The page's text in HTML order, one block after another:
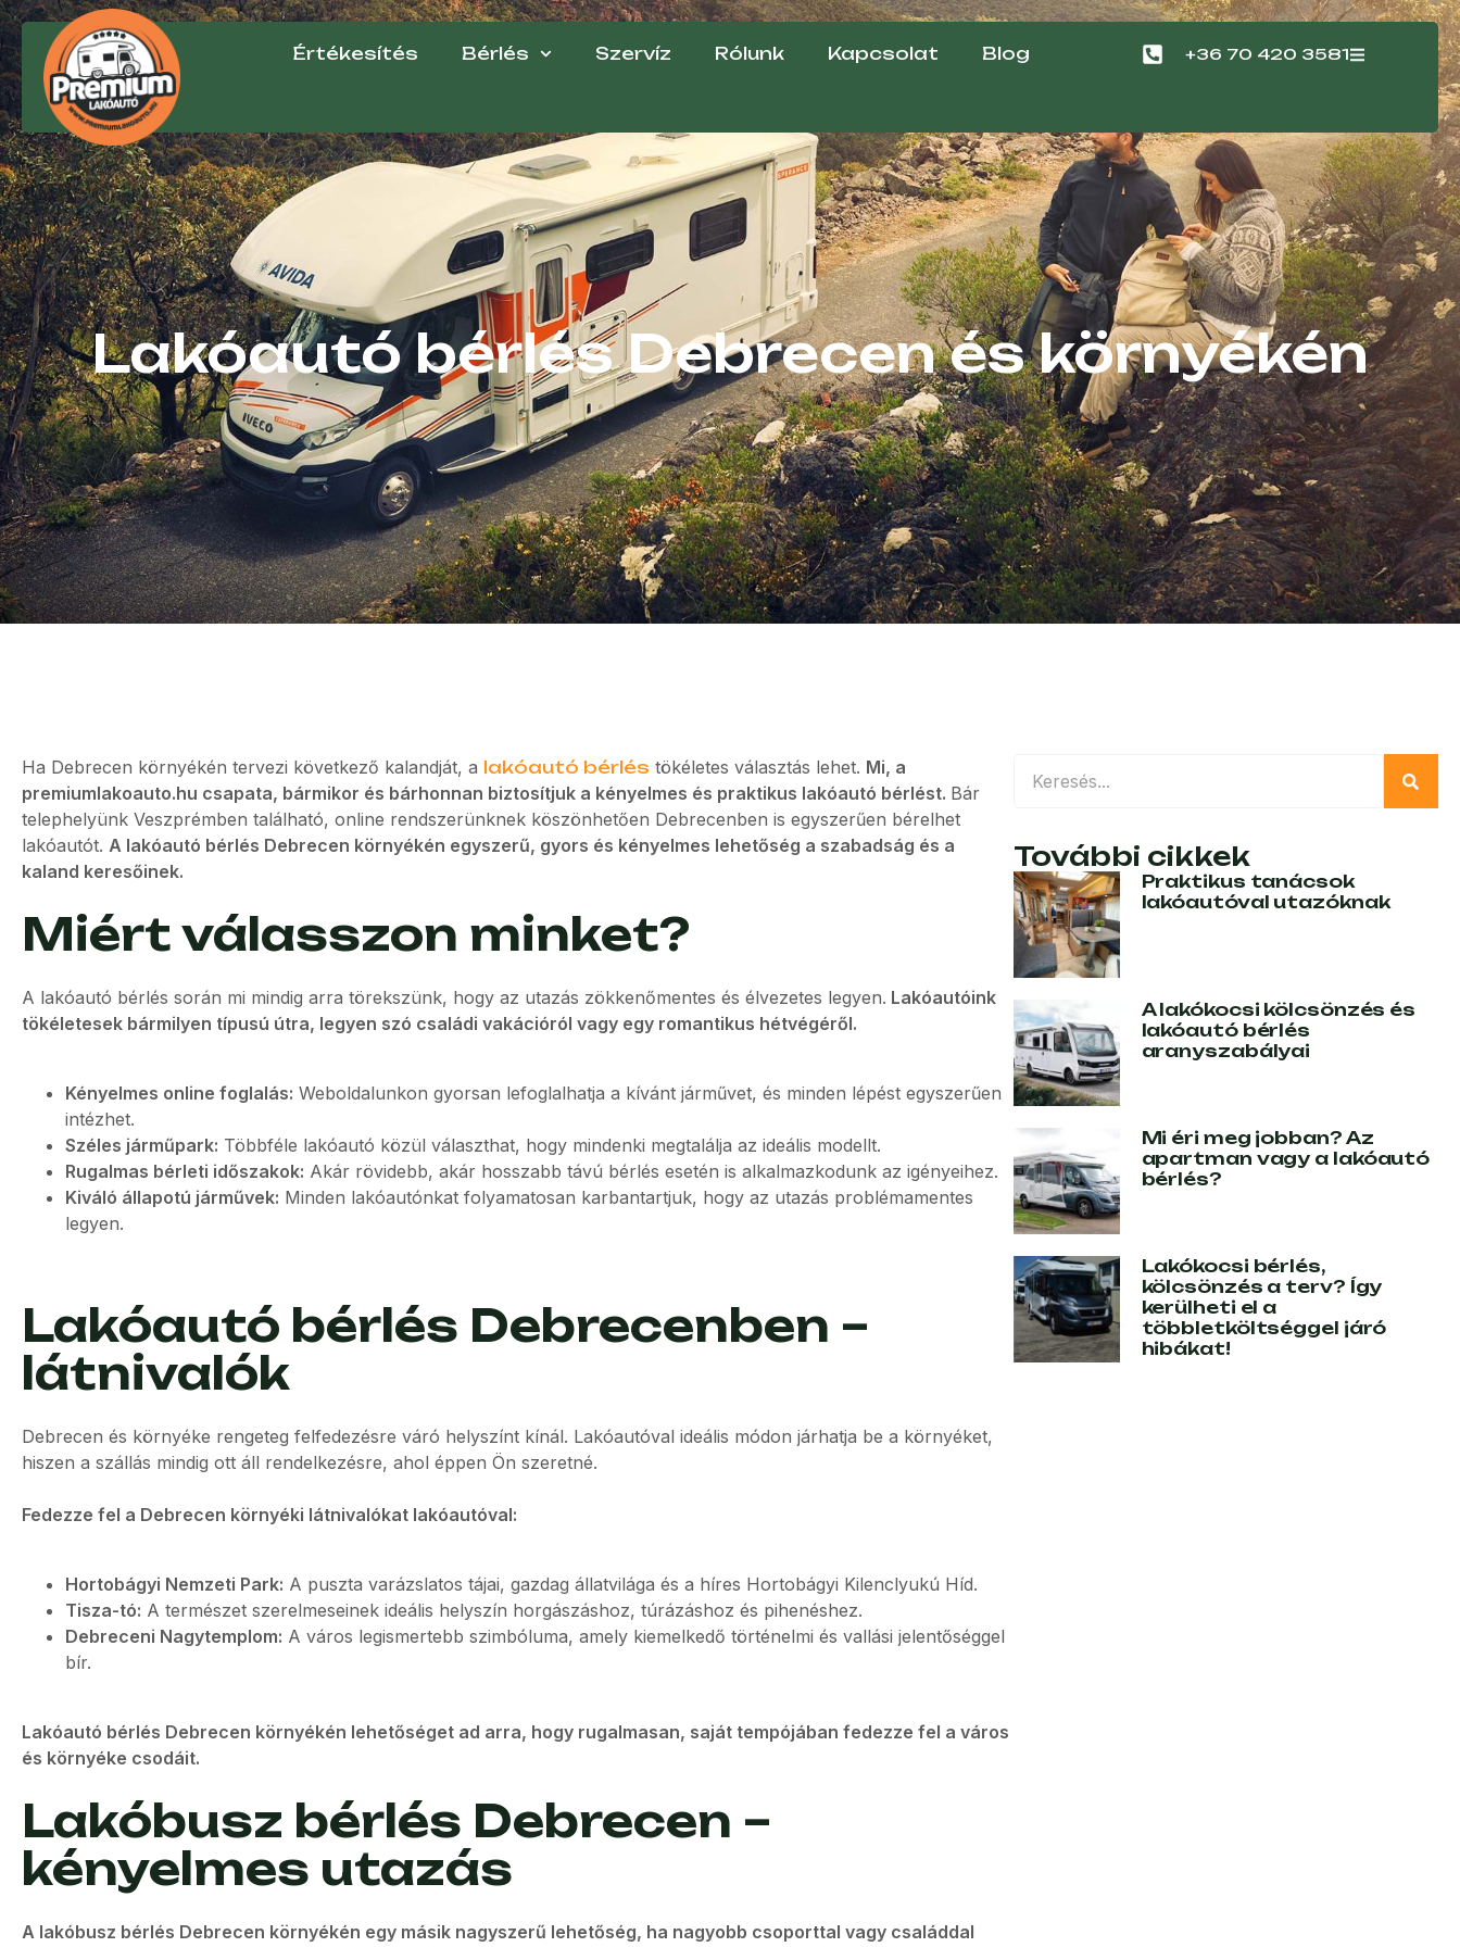
Értékesítés Bérlés Szervíz Rólunk Kapcsolat Blog +36 70 420 3581
Lakóautó bérlés Debrecen és környékén
Ha Debrecen környékén tervezi következő kalandját, a lakóautó bérlés tökéletes választás lehet. Mi, a
premiumlakoauto.hu csapata, bármikor és bárhonnan biztosítjuk a kényelmes és praktikus lakóautó bérlést. Bár
telephelyünk Veszprémben található, online rendszerünknek köszönhetően Debrecenben is egyszerűen bérelhet
lakóautót. A lakóautó bérlés Debrecen környékén egyszerű, gyors és kényelmes lehetőség a szabadság és a
kaland keresőinek.
Miért válasszon minket?
A lakóautó bérlés során mi mindig arra törekszünk, hogy az utazás zökkenőmentes és élvezetes legyen. Lakóautóink
tökéletesek bármilyen típusú útra, legyen szó családi vakációról vagy egy romantikus hétvégéről.
Kényelmes online foglalás: Weboldalunkon gyorsan lefoglalhatja a kívánt járművet, és minden lépést egyszerűen
intézhet.
Széles járműpark: Többféle lakóautó közül választhat, hogy mindenki megtalálja az ideális modellt.
Rugalmas bérleti időszakok: Akár rövidebb, akár hosszabb távú bérlés esetén is alkalmazkodunk az igényeihez.
Kiváló állapotú járművek: Minden lakóautónkat folyamatosan karbantartjuk, hogy az utazás problémamentes
legyen.
Lakóautó bérlés Debrecenben –
látnivalók
Debrecen és környéke rengeteg felfedezésre váró helyszínt kínál. Lakóautóval ideális módon járhatja be a környéket,
hiszen a szállás mindig ott áll rendelkezésre, ahol éppen Ön szeretné.
Fedezze fel a Debrecen környéki látnivalókat lakóautóval:
Hortobágyi Nemzeti Park: A puszta varázslatos tájai, gazdag állatvilága és a híres Hortobágyi Kilenclyukú Híd.
Tisza-tó: A természet szerelmeseinek ideális helyszín horgászáshoz, túrázáshoz és pihenéshez.
Debreceni Nagytemplom: A város legismertebb szimbóluma, amely kiemelkedő történelmi és vallási jelentőséggel
bír.
Lakóautó bérlés Debrecen környékén lehetőséget ad arra, hogy rugalmasan, saját tempójában fedezze fel a város
és környéke csodáit.
Lakóbusz bérlés Debrecen –
kényelmes utazás
A lakóbusz bérlés Debrecen környékén egy másik nagyszerű lehetőség, ha nagyobb csoporttal vagy családdal
További cikkek
Praktikus tanácsok
lakóautóval utazóknak
A lakókocsi kölcsönzés és
lakóautó bérlés
aranyszabályai
Mi éri meg jobban? Az
apartman vagy a lakóautó
bérlés?
Lakókocsi bérlés,
kölcsönzés a terv? Így
kerülheti el a
többletköltséggel járó
hibákat!